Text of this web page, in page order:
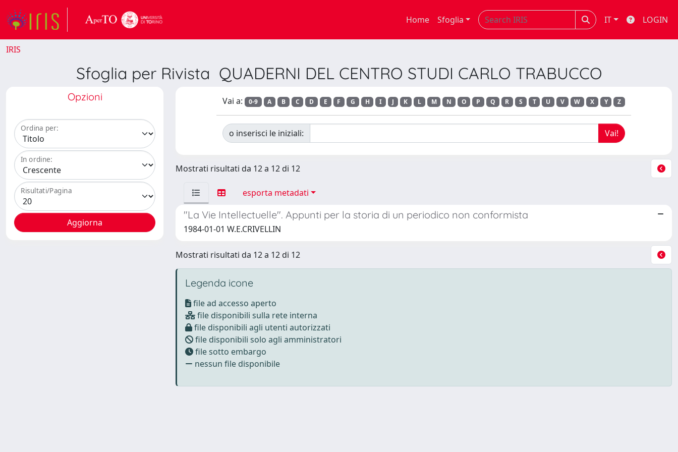
Home Sfoglia IT LOGIN
IRIS
Sfoglia per Rivista QUADERNI DEL CENTRO STUDI CARLO TRABUCCO
Opzioni
Ordina per:
In ordine:
Risultati/Pagina
Vai a: 0-9 A B C D E F G H I J K L M N O P Q R S T U V W X Y Z
o inserisci le iniziali:
Mostrati risultati da 12 a 12 di 12
esporta metadati
"La Vie Intellectuelle". Appunti per la storia di un periodico non conformista
1984-01-01 W.E.CRIVELLIN
Mostrati risultati da 12 a 12 di 12
Legenda icone
file ad accesso aperto
file disponibili sulla rete interna
file disponibili agli utenti autorizzati
file disponibili solo agli amministratori
file sotto embargo
nessun file disponibile